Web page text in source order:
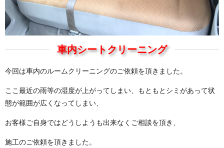
車内シートクリーニング
今回は車内のルームクリーニングのご依頼を頂きました。
ここ最近の雨等の湿度が上がってしまい、もともとシミがあって状
態が範囲が広くなってしまい、
お客様ご自身ではどうしようも出来なくご相談を頂き、
施工のご依頼を頂きました。